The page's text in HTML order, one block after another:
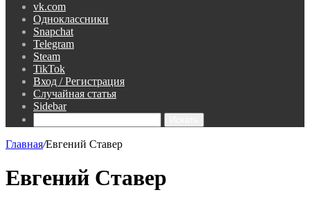
vk.com
Одноклассники
Snapchat
Telegram
Steam
TikTok
Вход / Регистрация
Случайная статья
Sidebar
Главная/Евгений Ставер
Евгений Ставер